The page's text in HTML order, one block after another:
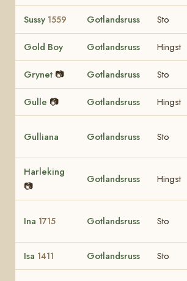
Sussy 1559 Gotlandsruss Sto
Gold Boy Gotlandsruss Hingst
Grynet 📷 Gotlandsruss Sto
Gulle 📷 Gotlandsruss Hingst
Gulliana Gotlandsruss Sto
Harleking
📷
Gotlandsruss Hingst
Ina 1715 Gotlandsruss Sto
Isa 1411 Gotlandsruss Sto